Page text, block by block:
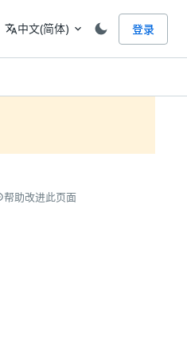
语言
translate中文(简体) expand_more 登录
帮助改进此页面